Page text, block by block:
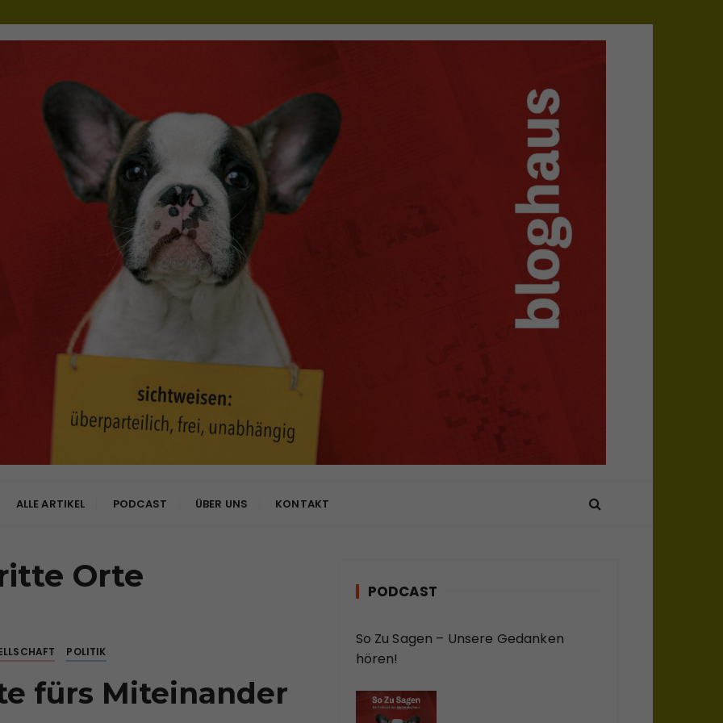
ALLE ARTIKEL PODCAST ÜBER UNS KONTAKT
Orte
POLITIK
fürs Miteinander
PODCAST
So Zu Sagen – Unsere Gedanken
hören!